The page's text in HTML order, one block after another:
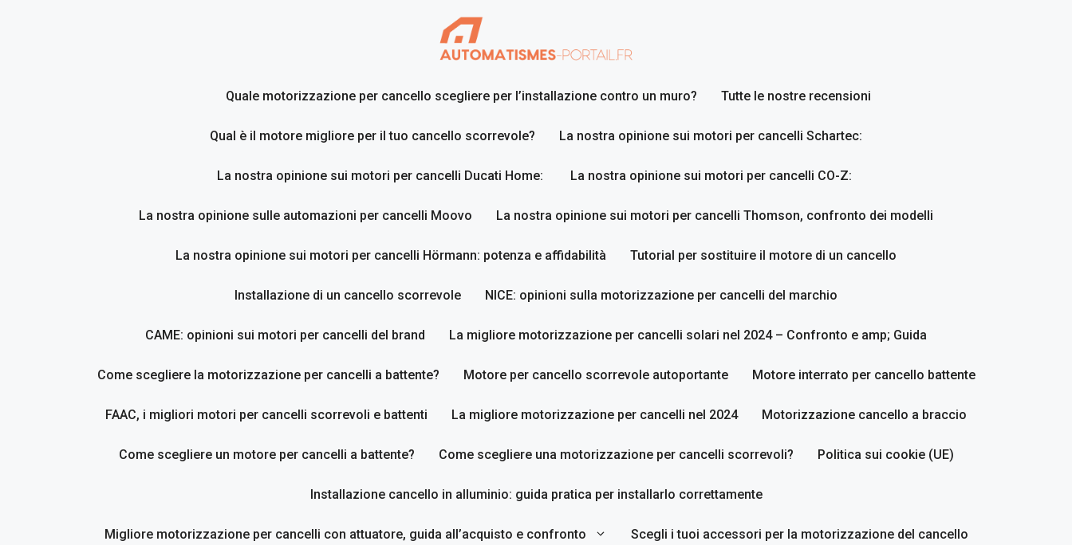
Quale motorizzazione per cancello scegliere per l’installazione contro un muro? Tutte le nostre recensioni
Qual è il motore migliore per il tuo cancello scorrevole? La nostra opinione sui motori per cancelli Schartec:
La nostra opinione sui motori per cancelli Ducati Home: La nostra opinione sui motori per cancelli CO-Z:
La nostra opinione sulle automazioni per cancelli Moovo La nostra opinione sui motori per cancelli Thomson, confronto dei modelli
La nostra opinione sui motori per cancelli Hörmann: potenza e affidabilità Tutorial per sostituire il motore di un cancello
Installazione di un cancello scorrevole NICE: opinioni sulla motorizzazione per cancelli del marchio
CAME: opinioni sui motori per cancelli del brand La migliore motorizzazione per cancelli solari nel 2024 – Confronto e amp; Guida
Come scegliere la motorizzazione per cancelli a battente? Motore per cancello scorrevole autoportante Motore interrato per cancello battente
FAAC, i migliori motori per cancelli scorrevoli e battenti La migliore motorizzazione per cancelli nel 2024 Motorizzazione cancello a braccio
Come scegliere un motore per cancelli a battente? Come scegliere una motorizzazione per cancelli scorrevoli? Politica sui cookie (UE)
Installazione cancello in alluminio: guida pratica per installarlo correttamente
Migliore motorizzazione per cancelli con attuatore, guida all’acquisto e confronto Scegli i tuoi accessori per la motorizzazione del cancello